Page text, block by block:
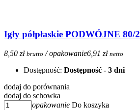
Igły półpłaskie PODWÓJNE 80/2
8,50 zł brutto / opakowanie6,91 zł netto
Dostępność: Dostępność - 3 dni
dodaj do porównania
dodaj do schowka
opakowanie Do koszyka